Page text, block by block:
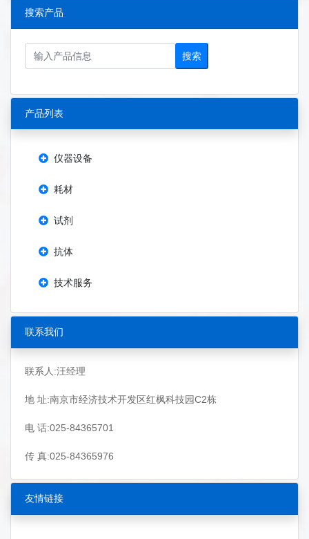
搜索产品
搜索
产品列表
仪器设备
耗材
试剂
抗体
技术服务
联系我们
联系人:汪经理
地 址:南京市经济技术开发区红枫科技园C2栋
电 话:025-84365701
传 真:025-84365976
友情链接